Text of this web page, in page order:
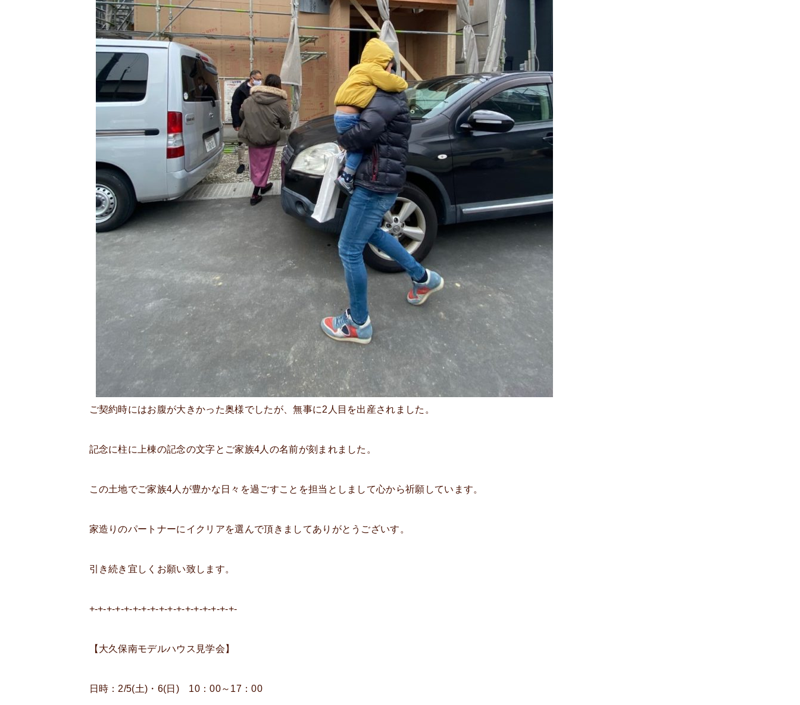
ご契約時にはお腹が大きかった奥様でしたが、無事に2人目を出産されました。
記念に柱に上棟の記念の文字とご家族4人の名前が刻まれました。
この土地でご家族4人が豊かな日々を過ごすことを担当としまして心から祈願しています。
家造りのパートナーにイクリアを選んで頂きましてありがとうございす。
引き続き宜しくお願い致します。
+-+-+-+-+-+-+-+-+-+-+-+-+-+-+-+-+-
【大久保南モデルハウス見学会】
日時：2/5(土)・6(日) 10：00～17：00